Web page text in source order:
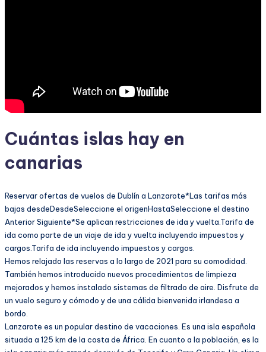
Cuántas islas hay en
canarias
Reservar ofertas de vuelos de Dublín a Lanzarote*Las tarifas más
bajas desdeDesdeSeleccione el origenHastaSeleccione el destino
Anterior Siguiente*Se aplican restricciones de ida y vuelta.Tarifa de
ida como parte de un viaje de ida y vuelta incluyendo impuestos y
cargos.Tarifa de ida incluyendo impuestos y cargos.
Hemos relajado las reservas a lo largo de 2021 para su comodidad.
También hemos introducido nuevos procedimientos de limpieza
mejorados y hemos instalado sistemas de filtrado de aire. Disfrute de
un vuelo seguro y cómodo y de una cálida bienvenida irlandesa a
bordo.
Lanzarote es un popular destino de vacaciones. Es una isla española
situada a 125 km de la costa de África. En cuanto a la población, es la